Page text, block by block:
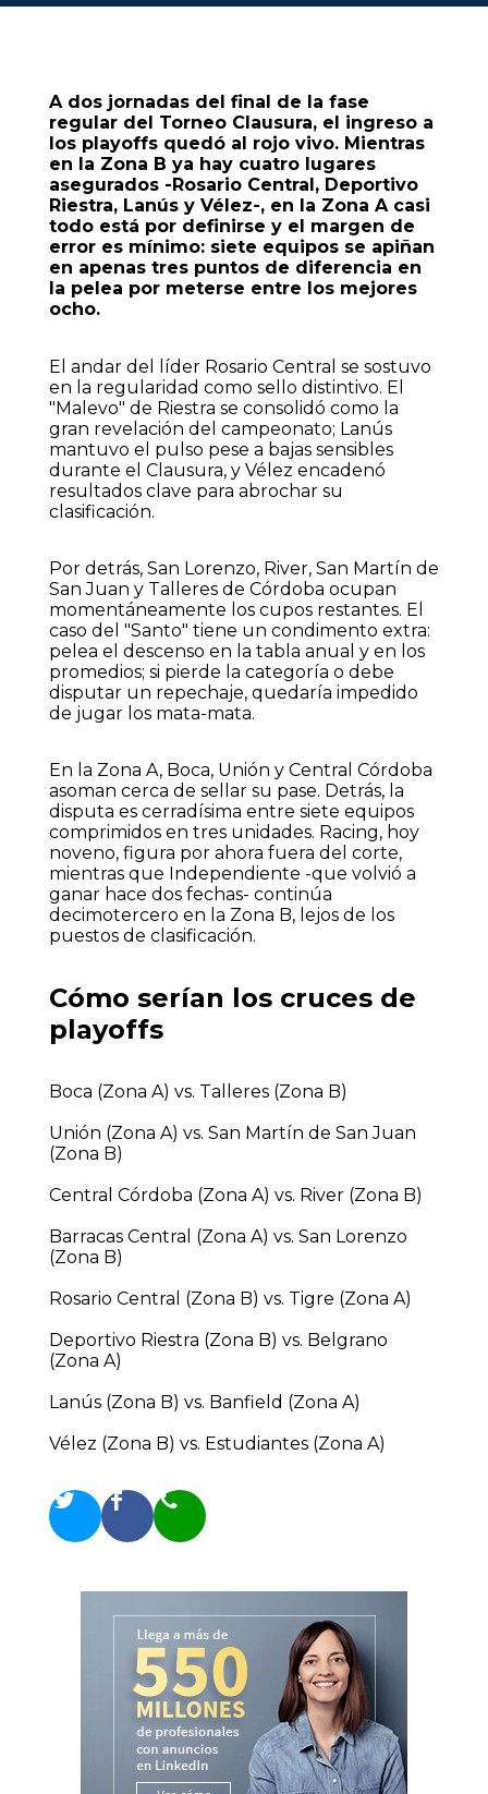
A dos jornadas del final de la fase
regular del Torneo Clausura, el ingreso a
los playoffs quedó al rojo vivo. Mientras
en la Zona B ya hay cuatro lugares
asegurados -Rosario Central, Deportivo
Riestra, Lanús y Vélez-, en la Zona A casi
todo está por definirse y el margen de
error es mínimo: siete equipos se apiñan
en apenas tres puntos de diferencia en
la pelea por meterse entre los mejores
ocho.
El andar del líder Rosario Central se sostuvo
en la regularidad como sello distintivo. El
"Malevo" de Riestra se consolidó como la
gran revelación del campeonato; Lanús
mantuvo el pulso pese a bajas sensibles
durante el Clausura, y Vélez encadenó
resultados clave para abrochar su
clasificación.
Por detrás, San Lorenzo, River, San Martín de
San Juan y Talleres de Córdoba ocupan
momentáneamente los cupos restantes. El
caso del "Santo" tiene un condimento extra:
pelea el descenso en la tabla anual y en los
promedios; si pierde la categoría o debe
disputar un repechaje, quedaría impedido
de jugar los mata-mata.
En la Zona A, Boca, Unión y Central Córdoba
asoman cerca de sellar su pase. Detrás, la
disputa es cerradísima entre siete equipos
comprimidos en tres unidades. Racing, hoy
noveno, figura por ahora fuera del corte,
mientras que Independiente -que volvió a
ganar hace dos fechas- continúa
decimotercero en la Zona B, lejos de los
puestos de clasificación.
Cómo serían los cruces de
playoffs
Boca (Zona A) vs. Talleres (Zona B)
Unión (Zona A) vs. San Martín de San Juan
(Zona B)
Central Córdoba (Zona A) vs. River (Zona B)
Barracas Central (Zona A) vs. San Lorenzo
(Zona B)
Rosario Central (Zona B) vs. Tigre (Zona A)
Deportivo Riestra (Zona B) vs. Belgrano
(Zona A)
Lanús (Zona B) vs. Banfield (Zona A)
Vélez (Zona B) vs. Estudiantes (Zona A)